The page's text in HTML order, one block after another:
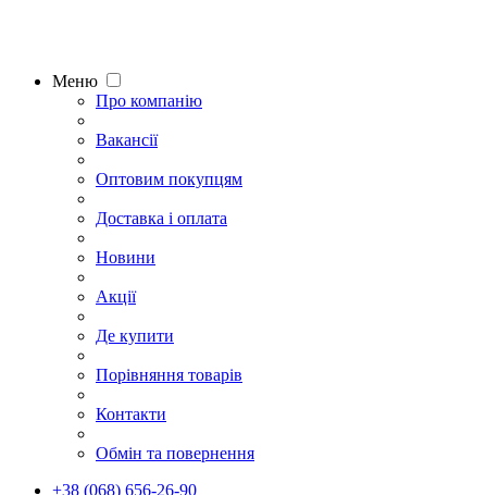
Меню
Про компанію
Вакансії
Оптовим покупцям
Доставка і оплата
Новини
Акції
Де купити
Порівняння товарів
Контакти
Обмін та повернення
+38 (068) 656-26-90